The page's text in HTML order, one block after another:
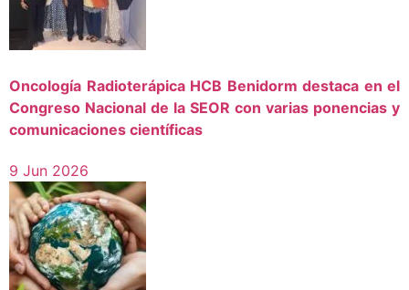
Oncología Radioterápica HCB Benidorm destaca en el
Congreso Nacional de la SEOR con varias ponencias y
comunicaciones científicas
9 Jun 2026